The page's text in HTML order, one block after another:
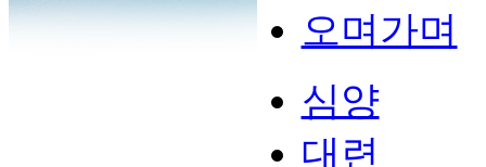
오며가며
심양
대련